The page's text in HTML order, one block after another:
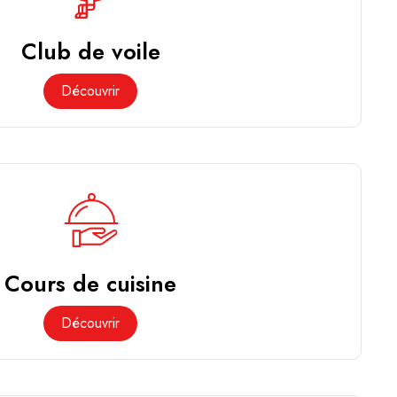
Club de voile
Découvrir
Cours de cuisine
Découvrir